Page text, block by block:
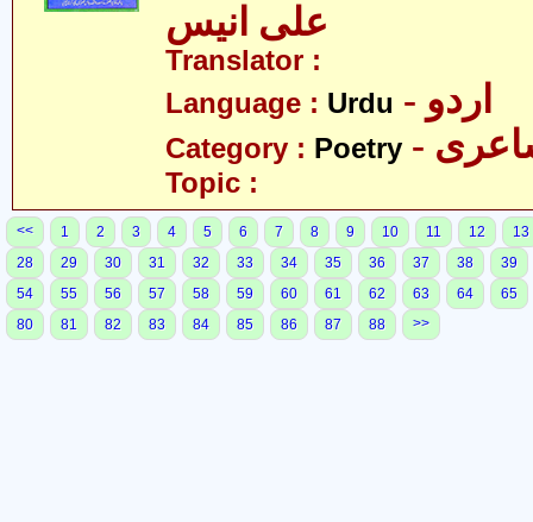
علی انیس
Translator :
Language : Urdu - اردو
Category : Poetry
Topic :
<< 1 2 3 4 5 6 7 8 9 10 11 12
13
28
29 30 31 32 33 34 35 36 37 38
39
54
55 56 57 58 59 60 61 62 63 64
65
80
81 82 83 84 85 86 87 88 >>